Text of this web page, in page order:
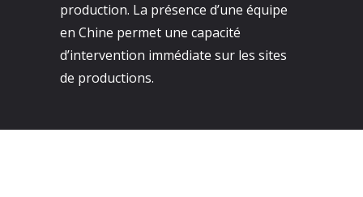
production. La présence d’une équipe
en Chine permet une capacité
d’intervention immédiate sur les sites
de productions.